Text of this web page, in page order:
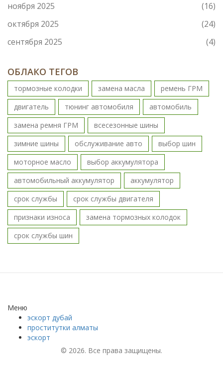
ноября 2025
(16)
октября 2025
(24)
сентября 2025
(4)
ОБЛАКО ТЕГОВ
тормозные колодки замена масла
ремень ГРМ
двигатель
тюнинг автомобиля
автомобиль
замена ремня ГРМ
всесезонные шины
зимние шины
обслуживание авто
выбор шин
моторное масло
выбор аккумулятора
автомобильный аккумулятор
аккумулятор
срок службы
срок службы двигателя
признаки износа
замена тормозных колодок
срок службы шин
Меню
эскорт дубай
проститутки алматы
эскорт
© 2026. Все права защищены.